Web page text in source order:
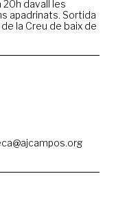
20h davall les
apadrinats. Sortida
la Creu de baix de